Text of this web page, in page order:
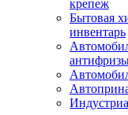
крепеж
Бытовая
инвентарь